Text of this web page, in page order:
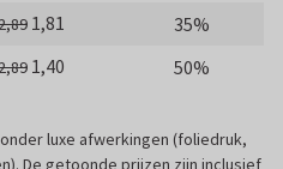
1,81
35%
1,40 50%
luxe afwerkingen (foliedruk,
De getoonde prijzen zijn inclusief